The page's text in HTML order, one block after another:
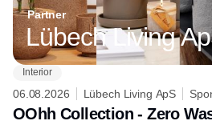
Partner
Lübech Living
Interior
06.08.2026 Lübech Living ApS
OOhh Collection - Zero